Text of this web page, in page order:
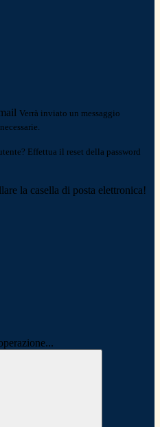
Verrà inviato un messaggio
Effettua il reset della password
la casella di posta elettronica!